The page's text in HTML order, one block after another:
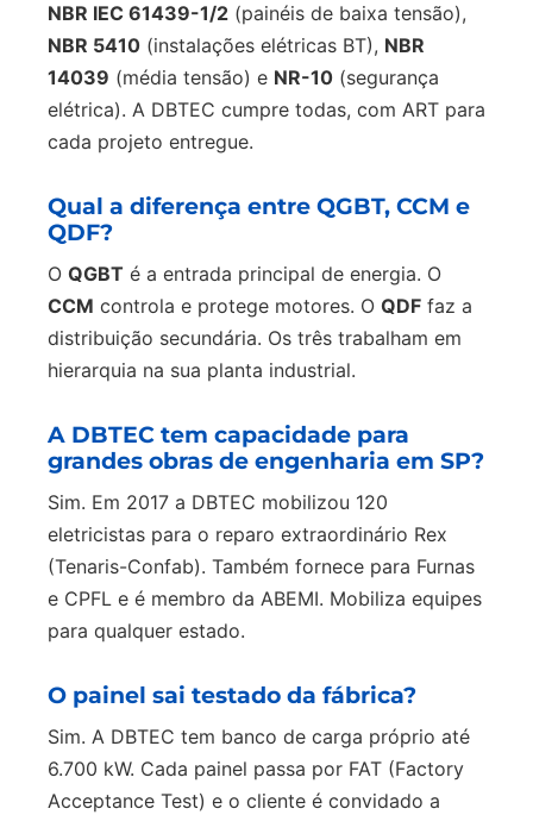
NBR IEC 61439-1/2 (painéis de baixa tensão),
NBR 5410 (instalações elétricas BT), NBR
14039 (média tensão) e NR-10 (segurança
elétrica). A DBTEC cumpre todas, com ART para
cada projeto entregue.
Qual a diferença entre QGBT, CCM e
QDF?
O QGBT é a entrada principal de energia. O
CCM controla e protege motores. O QDF faz a
distribuição secundária. Os três trabalham em
hierarquia na sua planta industrial.
A DBTEC tem capacidade para
grandes obras de engenharia em SP?
Sim. Em 2017 a DBTEC mobilizou 120
eletricistas para o reparo extraordinário Rex
(Tenaris-Confab). Também fornece para Furnas
e CPFL e é membro da ABEMI. Mobiliza equipes
para qualquer estado.
O painel sai testado da fábrica?
Sim. A DBTEC tem banco de carga próprio até
6.700 kW. Cada painel passa por FAT (Factory
Acceptance Test) e o cliente é convidado a